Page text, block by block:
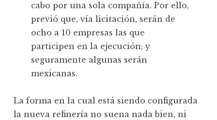
cabo por una sola compañía. Por ello,
previó que, vía licitación, serán de
ocho a 10 empresas las que
participen en la ejecución; y
seguramente algunas serán
mexicanas.
La forma en la cual está siendo configurada
la nueva refinería no suena nada bien, ni